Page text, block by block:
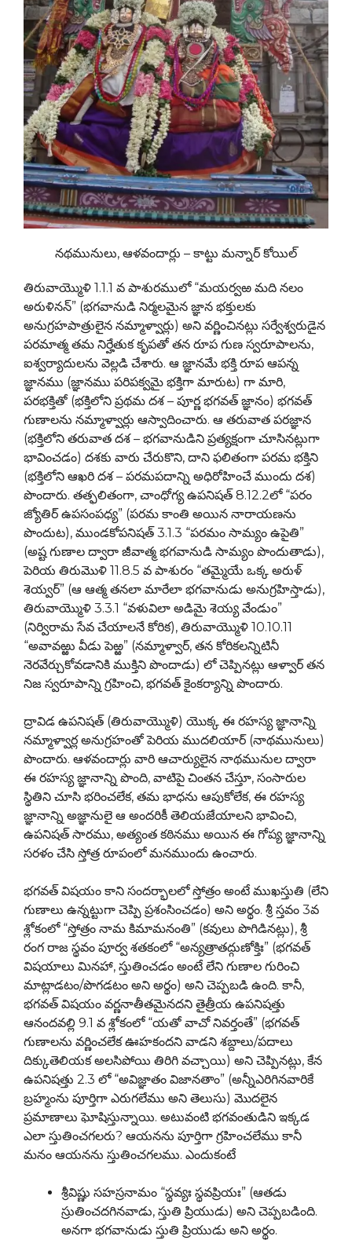
నథమునులు, ఆళవందార్లు – కాట్టు మన్నార్ కోయిల్
తిరువాయ్మొళి 1.1.1 వ పాశురములో “మయర్వఱ మది నలం
అరుళినన్” (భగవానుడి నిర్మలమైన జ్ఞాన భక్తులకు
అనుగ్రహపాత్రులైన నమ్మాళ్వార్లు) అని వర్ణించినట్లు సర్వేశ్వరుడైన
పరమాత్మ తమ నిర్హేతుక కృపతో తన రూప గుణ స్వరూపాలను,
ఐశ్వర్యాదులను వెల్లడి చేశారు. ఆ జ్ఞానమే భక్తి రూప ఆపన్న
జ్ఞానము (జ్ఞానము పరిపక్వమై భక్తిగా మారుట) గా మారి,
పరభక్తితో (భక్తిలోని ప్రథమ దశ – పూర్ణ భగవత్ జ్ఞానం) భగవత్
గుణాలను నమ్మాళ్వార్లు ఆస్వాదించారు. ఆ తరువాత పరజ్ఞాన
(భక్తిలోని తరువాత దశ – భగవానుడిని ప్రత్యక్షంగా చూసినట్లుగా
భావించడం) దశకు వారు చేరుకొని, దాని ఫలితంగా పరమ భక్తిని
(భక్తిలోని ఆఖరి దశ – పరమపదాన్ని అధిరోహించే ముందు దశ)
పొందారు. తత్ఫలితంగా, చాంధోగ్య ఉపనిషత్ 8.12.2లో “పరం
జ్యోతిర్ ఉపసంపధ్య” (పరమ కాంతి అయిన నారాయణను
పొందుట), ముండకోపనిషత్ 3.1.3 “పరమం సామ్యం ఉపైతి”
(అష్ట గుణాల ద్వారా జీవాత్మ భగవానుడి సామ్యం పొందుతాడు),
పెరియ తిరుమొళి 11.8.5 వ పాశురం “తమ్మైయే ఒక్క అరుళ్
శెయ్వర్” (ఆ ఆత్మ తనలా మారేలా భగవానుడు అనుగ్రహిస్తాడు),
తిరువాయ్మొళి 3.3.1 “వళువిలా అడిమై శెయ్య వేండుం”
(నిర్విరామ సేవ చేయాలనే కోరిక), తిరువాయ్మొళి 10.10.11
“అవావఱ్ఱు వీడు పెఱ్ఱ” (నమ్మాళ్వార్, తన కోరికలన్నిటినీ
నెరవేర్చుకోవడానికి ముక్తిని పొందాడు) లో చెప్పినట్లు ఆళ్వార్ తన
నిజ స్వరూపాన్ని గ్రహించి, భగవత్ కైంకర్యాన్ని పొందారు.
ద్రావిడ ఉపనిషత్ (తిరువాయ్మొళి) యొక్క ఈ రహస్య జ్ఞానాన్ని
నమ్మాళ్వార్ల అనుగ్రహంతో పెరియ ముదలియార్ (నాథమునులు)
పొందారు. ఆళవందార్లు వారి ఆచార్యులైన నాథమునుల ద్వారా
ఈ రహస్య జ్ఞానాన్ని పొంది, వాటిపై చింతన చేస్తూ, సంసారుల
స్థితిని చూసి భరించలేక, తమ భాధను ఆపుకోలేక, ఈ రహస్య
జ్ఞానాన్ని అజ్ఞానులై ఆ అందరికీ తెలియజేయాలని భావించి,
ఉపనిషత్ సారము, అత్యంత కఠినము అయిన ఈ గోప్య జ్ఞానాన్ని
సరళం చేసి స్తోత్ర రూపంలో మనముందు ఉంచారు.
భగవత్ విషయం కాని సందర్భాలలో స్తోత్రం అంటే ముఖస్తుతి (లేని
గుణాలు ఉన్నట్టుగా చెప్పి ప్రశంసించడం) అని అర్థం. శ్రీ స్తవం 3వ
శ్లోకంలో “స్తోత్రం నామ కిమామనంతి” (కవులు పొగిడినట్లు), శ్రీ
రంగ రాజ స్థవం పూర్వ శతకంలో “అన్యత్రాతద్గుణోక్తిః” (భగవత్
విషయాలు మినహా, స్తుతించడం అంటే లేని గుణాల గురించి
మాట్లాడటం/పొగడటం అని అర్థం) అని చెప్పబడి ఉంది. కానీ,
భగవత్ విషయం వర్ణనాతీతమైనదని తైత్రీయ ఉపనిషత్తు
ఆనందవల్లి 9.1 వ శ్లోకంలో “యతో వాచో నివర్తంతే” (భగవత్
గుణాలను వర్ణించలేక ఊహకందని వాడని శబ్దాలు/పదాలు
దిక్కుతెలియక అలసిపోయి తిరిగి వచ్చాయి) అని చెప్పినట్లు, కేన
ఉపనిషత్తు 2.3 లో “అవిజ్ఞాతం విజానతాం” (అన్నీఎరిగినవారికే
బ్రహ్మంను పూర్తిగా ఎరుగలేము అని తెలుసు) మొదలైన
ప్రమాణాలు ఘోషిస్తున్నాయి. అటువంటి భగవంతుడిని ఇక్కడ
ఎలా స్తుతించగలరు? ఆయనను పూర్తిగా గ్రహించలేము కానీ
మనం ఆయనను స్తుతించగలము. ఎందుకంటే
శ్రీవిష్ణు సహస్రనామం “స్థవ్యః స్థవప్రియః” (ఆతడు
స్రుతించదగినవాడు, స్తుతి ప్రియుడు) అని చెప్పబడింది.
అనగా భగవానుడు స్తుతి ప్రియుడు అని అర్థం.